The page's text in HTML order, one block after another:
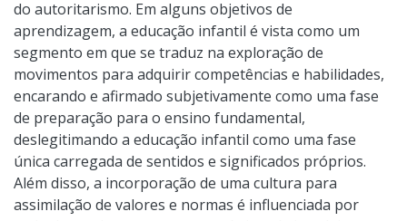
do autoritarismo. Em alguns objetivos de
aprendizagem, a educação infantil é vista como um
segmento em que se traduz na exploração de
movimentos para adquirir competências e habilidades,
encarando e afirmado subjetivamente como uma fase
de preparação para o ensino fundamental,
deslegitimando a educação infantil como uma fase
única carregada de sentidos e significados próprios.
Além disso, a incorporação de uma cultura para
assimilação de valores e normas é influenciada por